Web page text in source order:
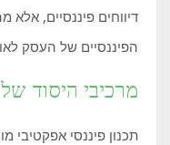
דיווחים פיננסיים,
הפיננסיים של העסק
מרכיבי היסוד של
תכנון פיננסי אפקטיבי